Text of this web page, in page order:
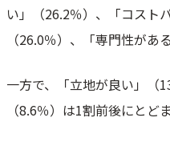
い」（26.2％）、「コスト
（26.0％）、「専門性があ
一方で、「立地が良い」（
（8.6％）は1割前後にとど